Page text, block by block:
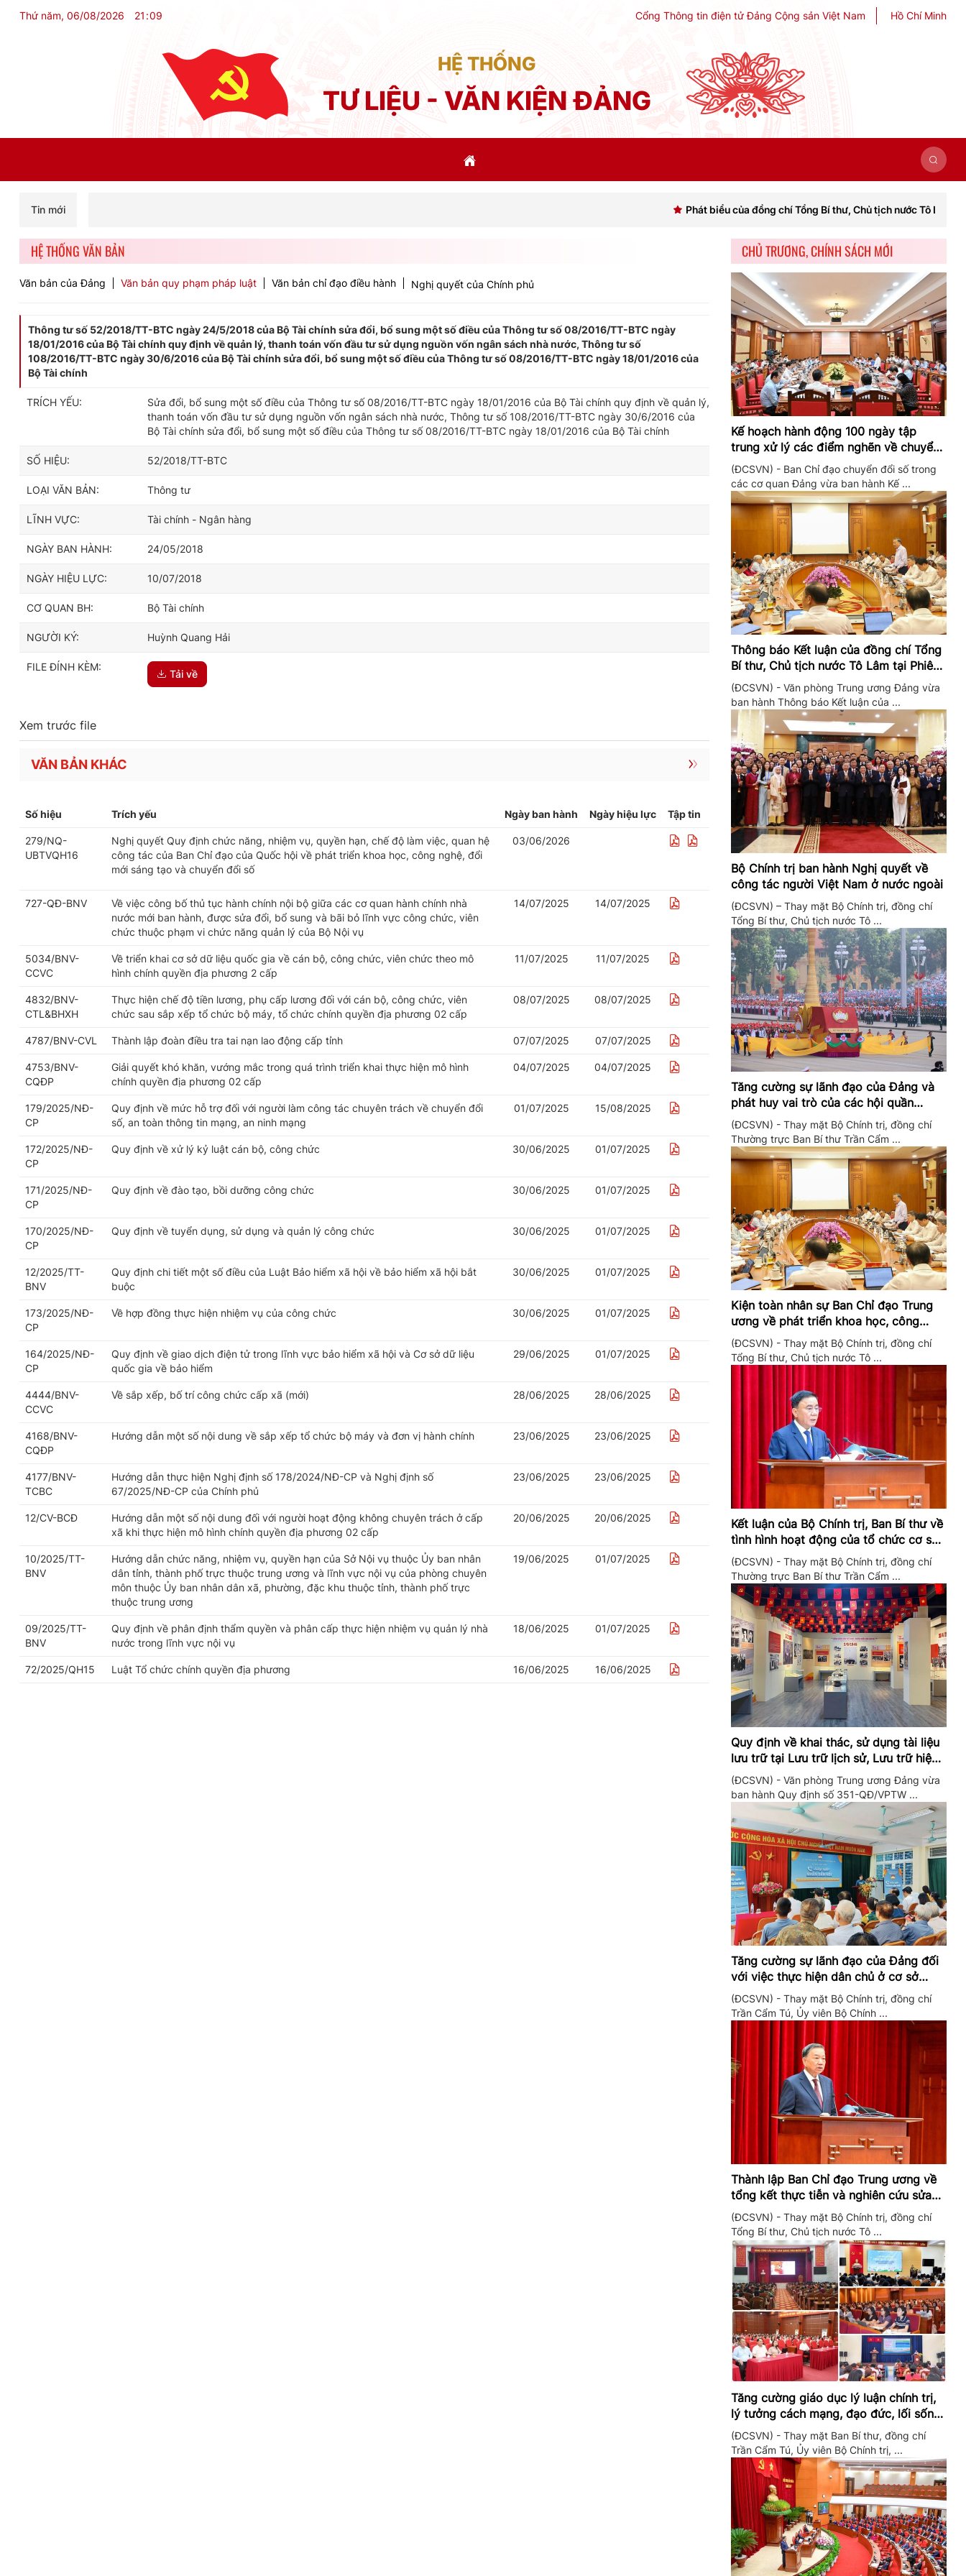
Thứ năm, 06/08/2026 21 :09 Cổng Thông tin điện tử Đảng Cộng sản Việt Nam Hồ Chí Minh
HỆ THỐNG
TƯ LIỆU - VĂN KIỆN ĐẢNG
Tin mới Phát biểu của đồng chí Tổng Bí thư, Chủ tịch nước Tô Lâm khai mạc Hội
HỆ THỐNG VĂN BẢN
Văn bản của Đảng Văn bản quy phạm pháp luật Văn bản chỉ đạo điều hành Nghị quyết của Chính phủ
Thông tư số 52/2018/TT-BTC ngày 24/5/2018 của Bộ Tài chính sửa đổi, bổ sung một số điều của Thông tư số 08/2016/TT-BTC ngày
18/01/2016 của Bộ Tài chính quy định về quản lý, thanh toán vốn đầu tư sử dụng nguồn vốn ngân sách nhà nước, Thông tư số
108/2016/TT-BTC ngày 30/6/2016 của Bộ Tài chính sửa đổi, bổ sung một số điều của Thông tư số 08/2016/TT-BTC ngày 18/01/2016 của
Bộ Tài chính
TRÍCH YẾU:
Sửa đổi, bổ sung một số điều của Thông tư số 08/2016/TT-BTC ngày 18/01/2016 của Bộ Tài chính quy định về quản lý,
thanh toán vốn đầu tư sử dụng nguồn vốn ngân sách nhà nước, Thông tư số 108/2016/TT-BTC ngày 30/6/2016 của
Bộ Tài chính sửa đổi, bổ sung một số điều của Thông tư số 08/2016/TT-BTC ngày 18/01/2016 của Bộ Tài chính
SỐ HIỆU: 52/2018/TT-BTC
LOẠI VĂN BẢN: Thông tư
LĨNH VỰC: Tài chính - Ngân hàng
NGÀY BAN HÀNH: 24/05/2018
NGÀY HIỆU LỰC: 10/07/2018
CƠ QUAN BH: Bộ Tài chính
NGƯỜI KÝ: Huỳnh Quang Hải
FILE ĐÍNH KÈM:
Tải về
Xem trước file
VĂN BẢN KHÁC
Số hiệu Trích yếu Ngày ban hành Ngày hiệu lực Tập tin
279/NQ-
UBTVQH16
Nghị quyết Quy định chức năng, nhiệm vụ, quyền hạn, chế độ làm việc, quan hệ
công tác của Ban Chỉ đạo của Quốc hội về phát triển khoa học, công nghệ, đổi
mới sáng tạo và chuyển đổi số
03/06/2026
727-QĐ-BNV
Về việc công bố thủ tục hành chính nội bộ giữa các cơ quan hành chính nhà
nước mới ban hành, được sửa đổi, bổ sung và bãi bỏ lĩnh vực công chức, viên
chức thuộc phạm vi chức năng quản lý của Bộ Nội vụ
14/07/2025 14/07/2025
5034/BNV-
CCVC
Về triển khai cơ sở dữ liệu quốc gia về cán bộ, công chức, viên chức theo mô
hình chính quyền địa phương 2 cấp
11/07/2025 11/07/2025
4832/BNV-
CTL&BHXH
Thực hiện chế độ tiền lương, phụ cấp lương đối với cán bộ, công chức, viên
chức sau sắp xếp tổ chức bộ máy, tổ chức chính quyền địa phương 02 cấp
08/07/2025 08/07/2025
4787/BNV-CVL Thành lập đoàn điều tra tai nạn lao động cấp tỉnh 07/07/2025 07/07/2025
4753/BNV-
CQĐP
Giải quyết khó khăn, vướng mắc trong quá trình triển khai thực hiện mô hình
chính quyền địa phương 02 cấp
04/07/2025 04/07/2025
179/2025/NĐ-
CP
Quy định về mức hỗ trợ đối với người làm công tác chuyên trách về chuyển đổi
số, an toàn thông tin mạng, an ninh mạng
01/07/2025 15/08/2025
172/2025/NĐ-
CP
Quy định về xử lý kỷ luật cán bộ, công chức 30/06/2025 01/07/2025
171/2025/NĐ-
CP
Quy định về đào tạo, bồi dưỡng công chức 30/06/2025 01/07/2025
170/2025/NĐ-
CP
Quy định về tuyển dụng, sử dụng và quản lý công chức 30/06/2025 01/07/2025
12/2025/TT-
BNV
Quy định chi tiết một số điều của Luật Bảo hiểm xã hội về bảo hiểm xã hội bắt
buộc
30/06/2025 01/07/2025
173/2025/NĐ-
CP
Về hợp đồng thực hiện nhiệm vụ của công chức 30/06/2025 01/07/2025
164/2025/NĐ-
CP
Quy định về giao dịch điện tử trong lĩnh vực bảo hiểm xã hội và Cơ sở dữ liệu
quốc gia về bảo hiểm
29/06/2025 01/07/2025
4444/BNV-
CCVC
Về sắp xếp, bố trí công chức cấp xã (mới) 28/06/2025 28/06/2025
4168/BNV-
CQĐP
Hướng dẫn một số nội dung về sắp xếp tổ chức bộ máy và đơn vị hành chính 23/06/2025 23/06/2025
4177/BNV-
TCBC
Hướng dẫn thực hiện Nghị định số 178/2024/NĐ-CP và Nghị định số
67/2025/NĐ-CP của Chính phủ
23/06/2025 23/06/2025
12/CV-BCĐ
Hướng dẫn một số nội dung đối với người hoạt động không chuyên trách ở cấp
xã khi thực hiện mô hình chính quyền địa phương 02 cấp
20/06/2025 20/06/2025
10/2025/TT-
BNV
Hướng dẫn chức năng, nhiệm vụ, quyền hạn của Sở Nội vụ thuộc Ủy ban nhân
dân tỉnh, thành phố trực thuộc trung ương và lĩnh vực nội vụ của phòng chuyên
môn thuộc Ủy ban nhân dân xã, phường, đặc khu thuộc tỉnh, thành phố trực
thuộc trung ương
19/06/2025 01/07/2025
09/2025/TT-
BNV
Quy định về phân định thẩm quyền và phân cấp thực hiện nhiệm vụ quản lý nhà
nước trong lĩnh vực nội vụ
18/06/2025 01/07/2025
72/2025/QH15 Luật Tổ chức chính quyền địa phương 16/06/2025 16/06/2025
CHỦ TRƯƠNG, CHÍNH SÁCH MỚI
Kế hoạch hành động 100 ngày tập
trung xử lý các điểm nghẽn về chuyển
đổi số trong các cơ quan Đảng
(ĐCSVN) - Ban Chỉ đạo chuyển đổi số trong
các cơ quan Đảng vừa ban hành Kế ...
Thông báo Kết luận của đồng chí Tổng
Bí thư, Chủ tịch nước Tô Lâm tại Phiên
họp Ban Chỉ đạo Trung ương thực hiện
Nghị quyết 57
(ĐCSVN) - Văn phòng Trung ương Đảng vừa
ban hành Thông báo Kết luận của ...
Bộ Chính trị ban hành Nghị quyết về
công tác người Việt Nam ở nước ngoài
(ĐCSVN) – Thay mặt Bộ Chính trị, đồng chí
Tổng Bí thư, Chủ tịch nước Tô ...
Tăng cường sự lãnh đạo của Đảng và
phát huy vai trò của các hội quần
chúng trong giai đoạn phát triển mới
(ĐCSVN) - Thay mặt Bộ Chính trị, đồng chí
Thường trực Ban Bí thư Trần Cẩm ...
Kiện toàn nhân sự Ban Chỉ đạo Trung
ương về phát triển khoa học, công
nghệ, đổi mới sáng tạo và chuyển đổi
số
(ĐCSVN) - Thay mặt Bộ Chính trị, đồng chí
Tổng Bí thư, Chủ tịch nước Tô ...
Kết luận của Bộ Chính trị, Ban Bí thư về
tình hình hoạt động của tổ chức cơ sở
đảng trong quý II/2026
(ĐCSVN) - Thay mặt Bộ Chính trị, đồng chí
Thường trực Ban Bí thư Trần Cẩm ...
Quy định về khai thác, sử dụng tài liệu
lưu trữ tại Lưu trữ lịch sử, Lưu trữ hiện
hành của Trung ương Đảng và Văn
phòng Trung ương Đảng
(ĐCSVN) - Văn phòng Trung ương Đảng vừa
ban hành Quy định số 351-QĐ/VPTW ...
Tăng cường sự lãnh đạo của Đảng đối
với việc thực hiện dân chủ ở cơ sở
trong giai đoạn mới
(ĐCSVN) - Thay mặt Bộ Chính trị, đồng chí
Trần Cẩm Tú, Ủy viên Bộ Chính ...
Thành lập Ban Chỉ đạo Trung ương về
tổng kết thực tiễn và nghiên cứu sửa
đổi, bổ sung Điều lệ Đảng
(ĐCSVN) - Thay mặt Bộ Chính trị, đồng chí
Tổng Bí thư, Chủ tịch nước Tô ...
Tăng cường giáo dục lý luận chính trị,
lý tưởng cách mạng, đạo đức, lối sống,
ý thức công dân trong hệ thống giáo
dục quốc dân
(ĐCSVN) - Thay mặt Ban Bí thư, đồng chí
Trần Cẩm Tú, Ủy viên Bộ Chính trị, ...